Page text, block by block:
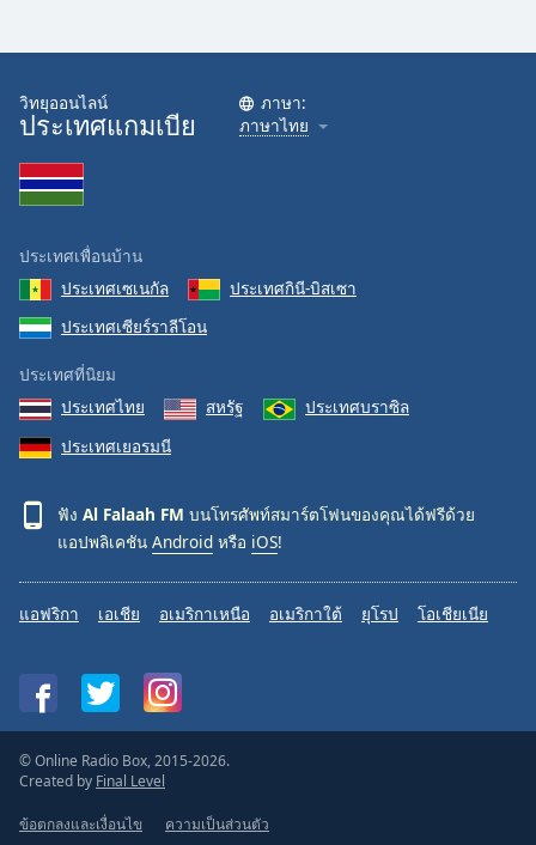
วิทยุออนไลน์
ประเทศแกมเบีย
ภาษา:
ภาษาไทย
ประเทศเพื่อนบ้าน
ประเทศเซเนกัล
ประเทศกินี-บิสเซา
ประเทศเซียร์ราลีโอน
ประเทศที่นิยม
ประเทศไทย
สหรัฐ
ประเทศบราซิล
ประเทศเยอรมนี
ฟัง Al Falaah FM บนโทรศัพท์สมาร์ตโฟนของคุณได้ฟรีด้วย
แอปพลิเคชัน Android หรือ iOS!
แอฟริกา เอเชีย อเมริกาเหนือ อเมริกาใต้ ยุโรป โอเชียเนีย
© Online Radio Box, 2015-2026.
Created by Final Level
ข้อตกลงและเงื่อนไข ความเป็นส่วนตัว